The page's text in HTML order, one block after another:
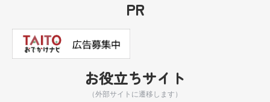
PR
お役立ちサイト
（外部サイトに遷移します）